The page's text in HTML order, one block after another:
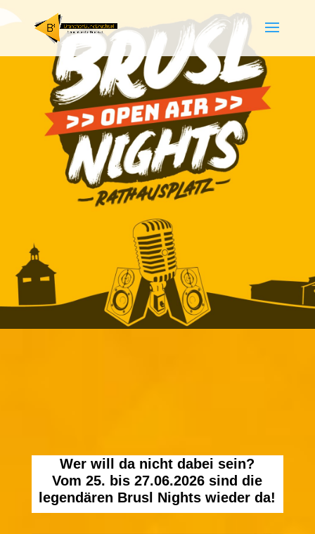
Wer will da nicht dabei sein?
Vom 25. bis 27.06.2026 sind die
legendären Brusl Nights wieder da!